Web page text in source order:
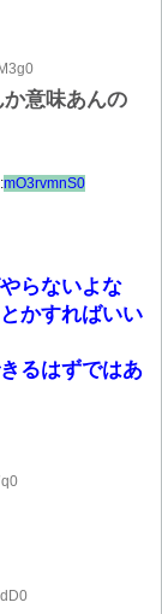
意味あんの
mO3rvmnS0
らないよな
かすればいい
るはずではあ